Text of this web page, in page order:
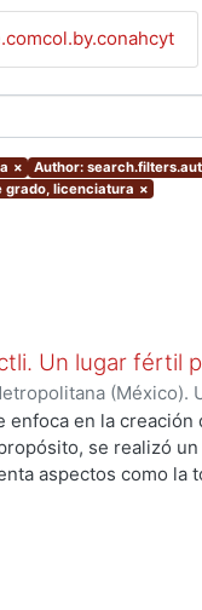
× Author:
grado, licenciatura ×
Un lugar fértil
(México).
,2023-06-30)
Jiménez,
enfoca en la creación
se realizó
aspectos como la